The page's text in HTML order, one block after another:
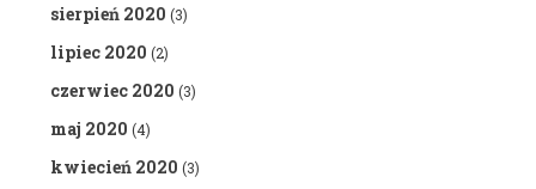
sierpień 2020 (3)
lipiec 2020 (2)
czerwiec 2020 (3)
maj 2020 (4)
kwiecień 2020 (3)